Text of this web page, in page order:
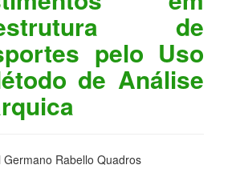
de
pelo Uso
de Análise
Germano Rabello Quadros